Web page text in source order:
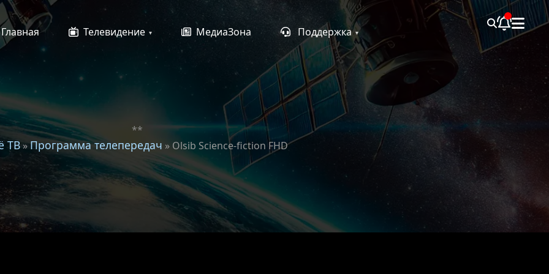
Главная Телевидение МедиаЗона Поддержка
**
ТВ»Программа телепередач » Olsib Science-fiction FHD